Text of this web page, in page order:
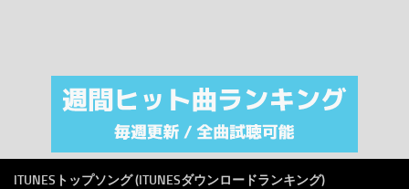
注目カテゴリ
オリジナルiTunes週間トップソング
ITUNESトップソング (ITUNESダウンロードランキング)